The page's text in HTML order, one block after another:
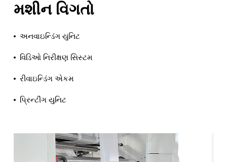
મશીન વિગતો
અનવાઇન્ડિંગ યુનિટ
વિડિઓ નિરીક્ષણ સિસ્ટમ
રીવાઇન્ડિંગ એકમ
પ્રિન્ટીંગ યુનિટ